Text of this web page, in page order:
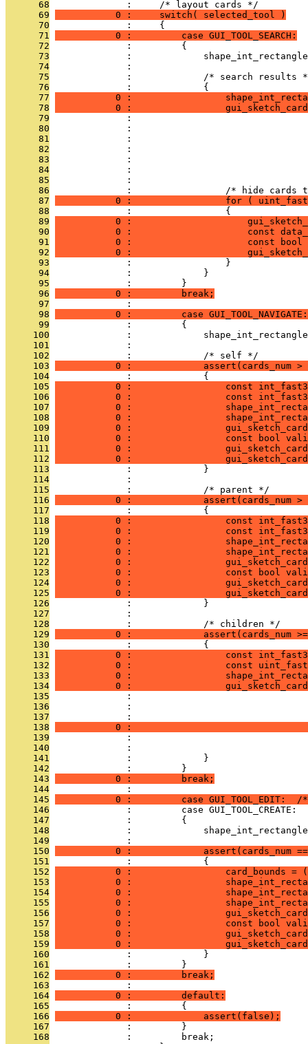
      68
              :     /* layout cards */
      69
           0 :     switch( selected_tool )
      70
              :     {
      71
           0 :         case GUI_TOOL_SEARCH:
      72
              :         {
      73
:
      74
              :
      75
:             /* search results
      76
              :             {
      77
0 :
      78
0 :
      79
:
      80
:
      81
:
      82
:
      83
:
      84
:
      85
              :
      86
:                 /* hide cards
      87
0 :                 for (
      88
              :                 {
      89
0 :
      90
0 :                     const
      91
0 :                     const
      92
0 :
      93
              :                 }
      94
              :             }
      95
              :         }
      96
           0 :         break;
      97
              :
      98
           0 :         case GUI_TOOL_NAVIGATE:
      99
              :         {
     100
:
     101
              :
     102
              :             /* self */
     103
0 :             assert(cards_num
     104
              :             {
     105
0 :                 const
     106
0 :                 const
     107
0 :
     108
0 :
     109
0 :
     110
0 :                 const bool
     111
0 :
     112
0 :
     113
              :             }
     114
              :
     115
              :             /* parent */
     116
0 :             assert(cards_num
     117
              :             {
     118
0 :                 const
     119
0 :                 const
     120
0 :
     121
0 :
     122
0 :
     123
0 :                 const bool
     124
0 :
     125
0 :
     126
              :             }
     127
              :
     128
              :             /* children */
     129
0 :             assert(cards_num
     130
              :             {
     131
0 :                 const
     132
0 :                 const
     133
0 :
     134
0 :
     135
:
     136
:
     137
:
     138
0 :
     139
:
     140
:
     141
              :             }
     142
              :         }
     143
           0 :         break;
     144
              :
     145
0 :         case GUI_TOOL_EDIT:  /
     146
              :         case GUI_TOOL_CREATE:
     147
              :         {
     148
:
     149
              :
     150
0 :             assert(cards_num
     151
              :             {
     152
0 :                 card_bounds =
     153
0 :
     154
0 :
     155
0 :
     156
0 :
     157
0 :                 const bool
     158
0 :
     159
0 :
     160
              :             }
     161
              :         }
     162
           0 :         break;
     163
              :
     164
           0 :         default:
     165
              :         {
     166
           0 :             assert(false);
     167
              :         }
     168
              :         break;